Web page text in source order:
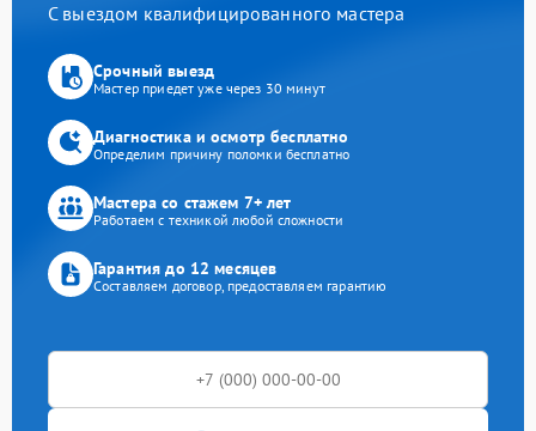
С выездом квалифицированного мастера
Срочный выезд
Мастер приедет уже через 30 минут
Диагностика и осмотр бесплатно
Определим причину поломки бесплатно
Мастера со стажем 7+ лет
Работаем с техникой любой сложности
Гарантия до 12 месяцев
Составляем договор, предоставляем гарантию